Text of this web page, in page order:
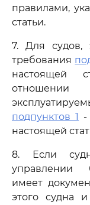
правилами,
статьи.
7. Для судов,
требования
настоящей
подпунктов 1 -
настоящей
8. Если
управлении
имеет
этого судна